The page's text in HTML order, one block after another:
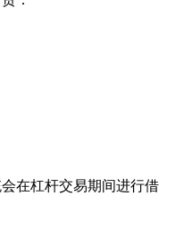
在杠杆交易期间进行借